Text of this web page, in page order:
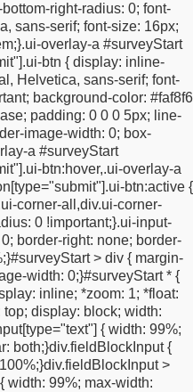
bottom-right-radius: 0; font-
sans-serif; font-size: 16px;
}.ui-overlay-a #surveyStart
btn { display: inline-
Helvetica, sans-serif; font-
background-color: #faf8f6
padding: 0 0 0 5px; line-
image-width: 0; box-
a #surveyStart
btn:hover,.ui-overlay-a
btn:active {
corner-all,div.ui-corner-
0 !important;}.ui-input-
border-right: none; border-
}#surveyStart > div { margin-
width: 0;}#surveyStart * {
inline; *zoom: 1; *float:
top; display: block; width:
{ width: 99%;
both;}div.fieldBlockInput {
}div.fieldBlockInput >
width: 99%; max-width:
1;}.ui-checkbox input {height:
top: 23px !important;
.ui-checkbox
1;}#surveyStart .ui-
border-box; content: "";
0 !important;
!important;border: #a1a1a1
top: 14px; left:
checkbox-on::after {
}#surveyStart > div .ui-
focus,#optInCheckbox .ui-
a:focus { border: #a1a1a1
none !important;}html body
!important;}/*
/ TABLET
*/@media
body {overflow-x:
!important;width:
width: 520px !important;
20px 16px !important;}
#surveyStart
#surveyStart .ui-